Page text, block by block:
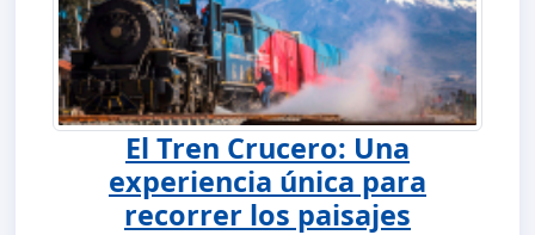
El Tren Crucero: Una
experiencia única para
recorrer los paisajes